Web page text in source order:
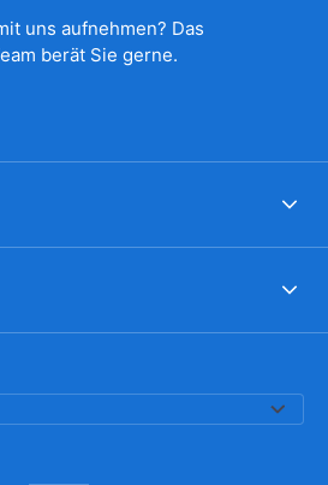
uns aufnehmen? Das
berät Sie gerne.